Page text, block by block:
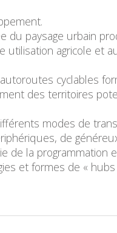
paysage urbain
agricole et
cyclables
des territoires
modes de
de
de la
et formes de «